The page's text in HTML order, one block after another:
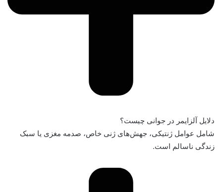
دلایل آلزایمر در جوانی چیست؟
شامل عوامل ژنتیکی، جهش‌های ژنی خاص، صدمه مغزی یا سبک
زندگی ناسالم است.